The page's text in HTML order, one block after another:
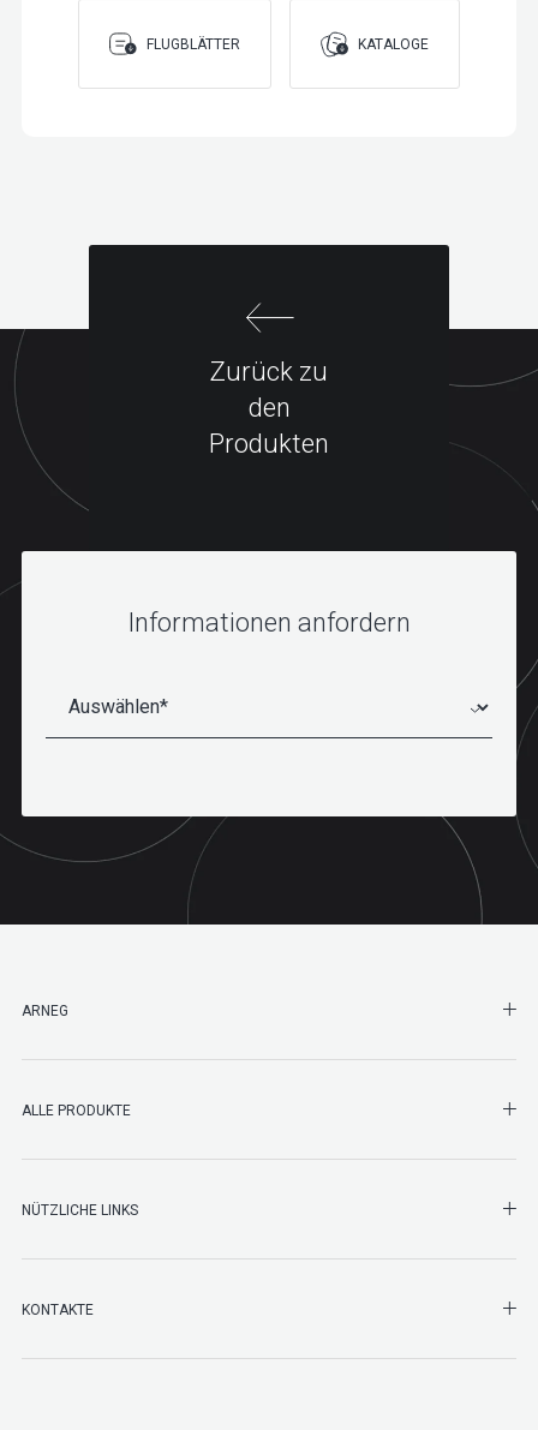
FLUGBLÄTTER KATALOGE
Zurück zu
den
Produkten
Informationen anfordern
ARNEG
ALLE PRODUKTE
NÜTZLICHE LINKS
KONTAKTE